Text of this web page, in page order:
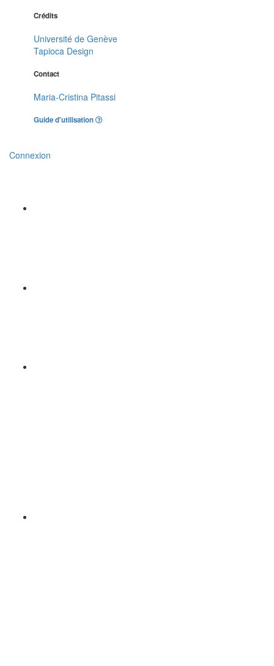
Crédits
Université de Genève
Tapioca Design
Contact
Maria-Cristina Pitassi
Guide d'utilisation
Connexion